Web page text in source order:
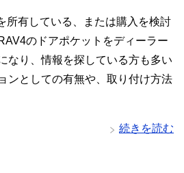
所有している、または購入を検討
のドアポケットをディーラー
なり、情報を探している方も多い
ンとしての有無や、取り付け方法
続きを読む